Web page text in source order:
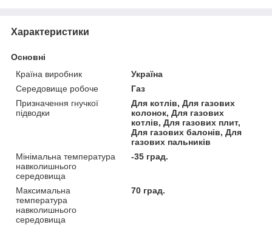
Характеристики
Основні
Країна виробник
Україна
Середовище робоче
Газ
Призначення гнучкої
підводки
Для котлів, Для газових
колонок, Для газових
котлів, Для газових плит,
Для газових балонів, Для
газових пальників
Мінімальна температура
навколишнього
середовища
-35 град.
Максимальна
температура
навколишнього
середовища
70 град.